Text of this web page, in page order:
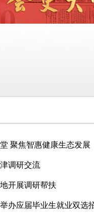
聚焦智惠健康生态发展
调研交流
开展调研帮扶
办应届毕业生就业双选